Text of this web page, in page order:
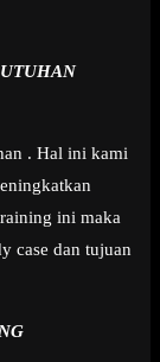
. Hal ini kami
ini maka
case dan tujuan